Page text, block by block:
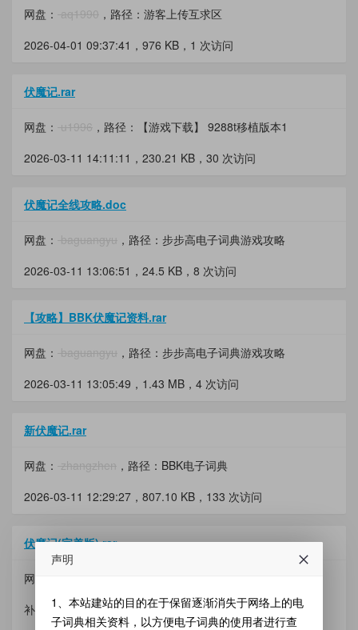
网盘： aq1990 ，路径：游客上传互求区
2026-04-01 09:37:41， 976 KB ，1 次访问
伏魔记.rar
网盘： u1996 ，路径：【游戏下载】 9288t移植版本1
2026-03-11 14:11:11， 230.21 KB ，30 次访问
伏魔记全线攻略.doc
网盘： baguangyu ，路径：步步高电子词典游戏攻略
2026-03-11 13:06:51， 24.5 KB ，8 次访问
【攻略】BBK伏魔记资料.rar
网盘： baguangyu ，路径：步步高电子词典游戏攻略
2026-03-11 13:05:49， 1.43 MB ，4 次访问
新伏魔记.rar
网盘： zhangzhen ，路径：BBK电子词典
2026-03-11 12:29:27， 807.10 KB ，133 次访问
伏魔记(完美版).rar
网盘：
补传
声明
1、本站建站的目的在于保留逐渐消失于网络上的电
子词典相关资料，以方便电子词典的使用者进行查